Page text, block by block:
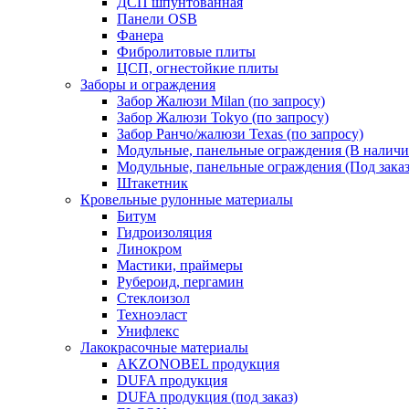
Панели OSB
Фанера
Фибролитовые плиты
ЦСП, огнестойкие плиты
Заборы и ограждения
Забор Жалюзи Milan (по запросу)
Забор Жалюзи Tokyo (по запросу)
Забор Ранчо/жалюзи Texas (по запросу)
Модульные, панельные ограждения (В
Модульные, панельные ограждения (Под
Штакетник
Кровельные рулонные материалы
Битум
Гидроизоляция
Линокром
Мастики, праймеры
Рубероид, пергамин
Стеклоизол
Техноэласт
Унифлекс
Лакокрасочные материалы
AKZONOBEL продукция
DUFA продукция
DUFA продукция (под заказ)